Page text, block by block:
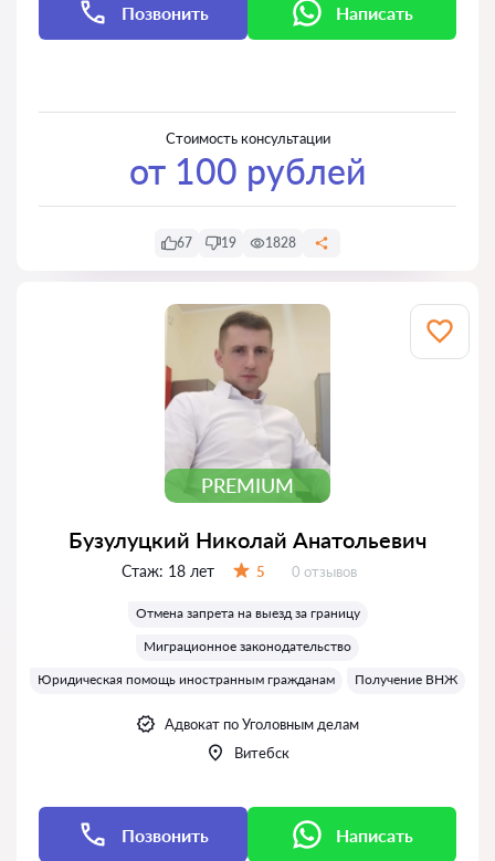
Позвонить Написать
Стоимость консультации
от 100 рублей
67 19 1828
PREMIUM
Бузулуцкий Николай Анатольевич
Стаж: 18 лет 5 Отзывов:
0 отзывов
Отмена запрета на выезд за границу
Миграционное законодательство
Юридическая помощь иностранным гражданам
Получение ВНЖ
Адвокат по Уголовным делам
Витебск
Позвонить Написать